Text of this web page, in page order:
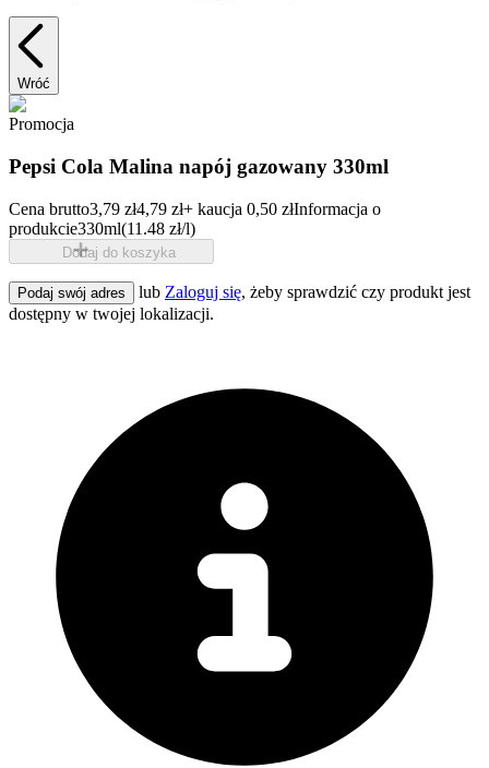
Wróć
Promocja
Pepsi Cola Malina napój gazowany 330ml
Cena brutto3,79 zł4,79 zł+ kaucja 0,50 złInformacja o
produkcie330ml(11.48 zł/l)
Dodaj do koszyka
Podaj swój adres lub Zaloguj się, żeby sprawdzić czy produkt jest
dostępny w twojej lokalizacji.